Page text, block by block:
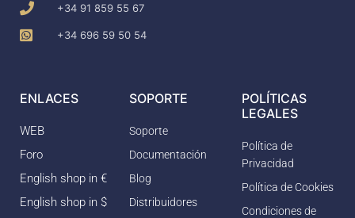
+34 91 859 55 67
+34 696 59 50 54
ENLACES
WEB
Foro
English shop in €
English shop in $
SOPORTE
Soporte
Documentación
Blog
Distribuidores
POLÍTICAS
LEGALES
Política de
Privacidad
Política de Cookies
Condiciones de